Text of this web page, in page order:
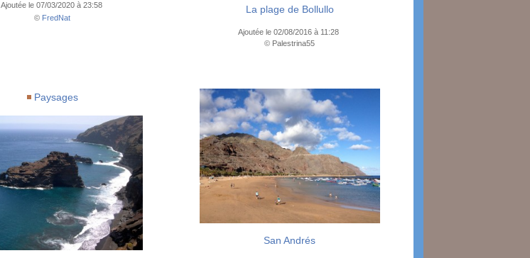
Ajoutée le 07/03/2020 à 23:58
© FredNat
La plage de Bollullo
Ajoutée le 02/08/2016 à 11:28
© Palestrina55
Paysages
San Andrés